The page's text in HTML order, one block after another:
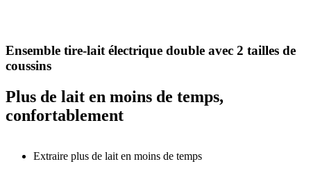
Ensemble tire-lait électrique double avec 2 tailles de
coussins
Plus de lait en moins de temps,
confortablement
Extraire plus de lait en moins de temps